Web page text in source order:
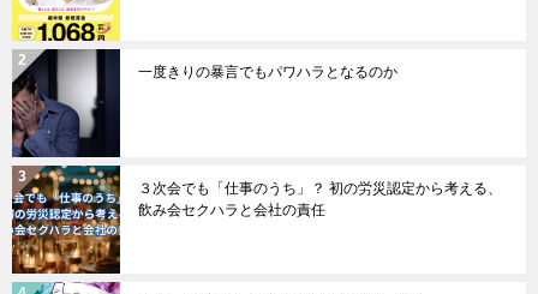
一度きりの暴言でもパワハラとなるのか
３次会でも「仕事のうち」？ 初の労災認定から考える、
飲み会セクハラと会社の責任